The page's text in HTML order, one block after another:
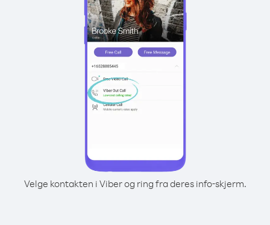
Velge kontakten i Viber og ring fra deres info-skjerm.